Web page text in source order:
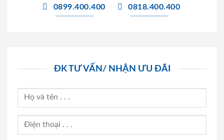
0899.400.400 0818.400.400
ĐK TƯ VẤN/ NHẬN ƯU ĐÃI